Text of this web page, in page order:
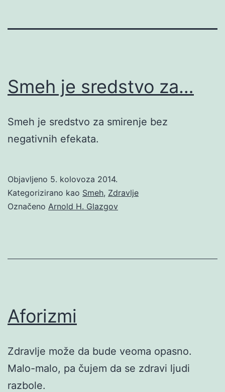
Smeh je sredstvo za…
Smeh je sredstvo za smirenje bez
negativnih efekata.
Objavljeno 5. kolovoza 2014.
Kategorizirano kao Smeh, Zdravlje
Označeno Arnold H. Glazgov
Aforizmi
Zdravlje može da bude veoma opasno.
Malo-malo, pa čujem da se zdravi ljudi
razbole.